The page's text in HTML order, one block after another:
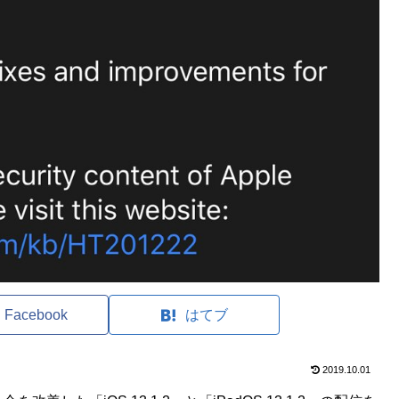
Facebook はてブ
2019.10.01